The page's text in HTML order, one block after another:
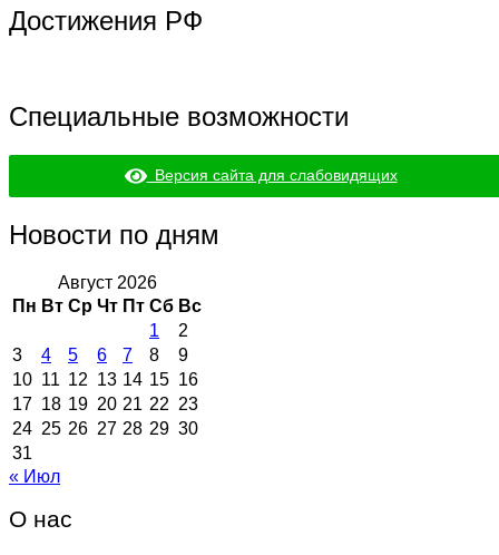
Достижения РФ
Специальные возможности
Версия сайта для слабовидящих
Новости по дням
Август 2026
Пн Вт Ср Чт Пт Сб Вс
1
2
3
4 5 6 7 8
9
10 11 12 13 14 15 16
17 18 19 20 21 22 23
24 25 26 27 28 29 30
31
« Июл
О нас